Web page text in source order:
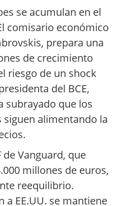
se acumulan en el
comisario económico
prepara una
de crecimiento
riesgo de un shock
del BCE,
subrayado que los
alimentando la
de Vanguard, que
millones de euros,
reequilibrio.
a EE.UU. se mantiene